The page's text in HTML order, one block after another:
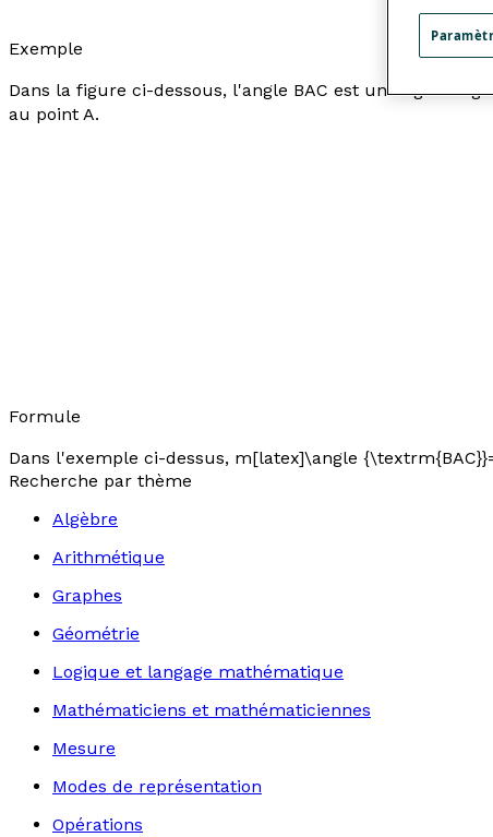
Exemple
Dans la figure ci-dessous, l'angle BAC est un angle
au point A.
Formule
Dans l'exemple ci-dessus, m[latex]\angle
Recherche par thème
Algèbre
Arithmétique
Graphes
Géométrie
Logique et langage mathématique
Mathématiciens et mathématiciennes
Mesure
Modes de représentation
Opérations